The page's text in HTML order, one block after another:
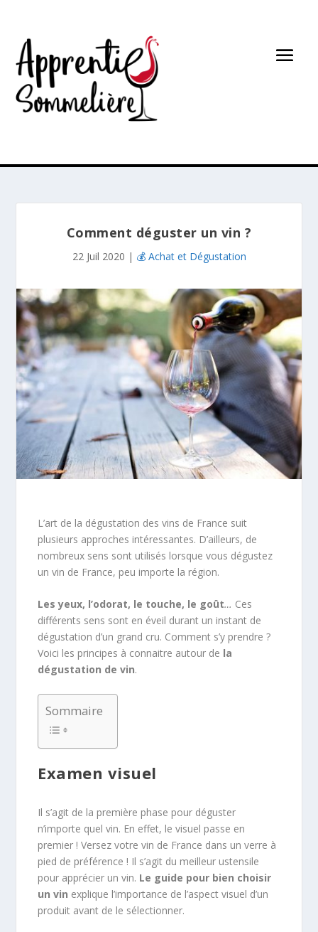
Comment déguster un vin ?
22 Juil 2020 | 💰 Achat et Dégustation
L’art de la dégustation des vins de France suit
plusieurs approches intéressantes. D’ailleurs, de
nombreux sens sont utilisés lorsque vous dégustez
un vin de France, peu importe la région.
Les yeux, l’odorat, le touche, le goût… Ces
différents sens sont en éveil durant un instant de
dégustation d’un grand cru. Comment s’y prendre ?
Voici les principes à connaitre autour de la
dégustation de vin.
Sommaire
Examen visuel
Il s’agit de la première phase pour déguster
n’importe quel vin. En effet, le visuel passe en
premier ! Versez votre vin de France dans un verre à
pied de préférence ! Il s’agit du meilleur ustensile
pour apprécier un vin. Le guide pour bien choisir
un vin explique l’importance de l’aspect visuel d’un
produit avant de le sélectionner.